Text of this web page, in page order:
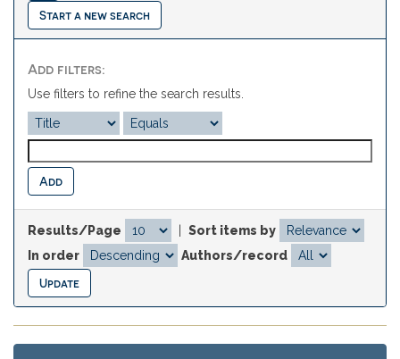
Start a new search
Add filters:
Use filters to refine the search results.
Results/Page
Sort items by
In order
Authors/record